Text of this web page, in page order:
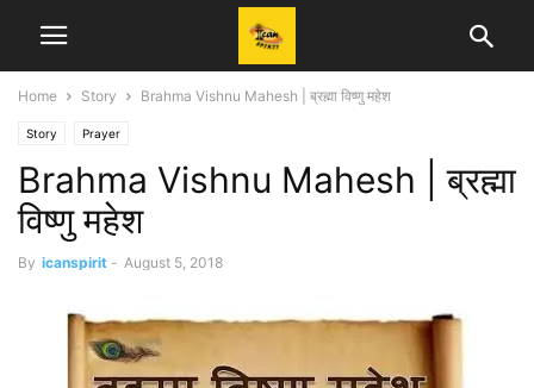
Home Story Brahma Vishnu Mahesh | ब्रह्मा विष्णु महेश
Story Prayer
Brahma Vishnu Mahesh | ब्रह्मा
विष्णु महेश
By icanspirit - August 5, 2018